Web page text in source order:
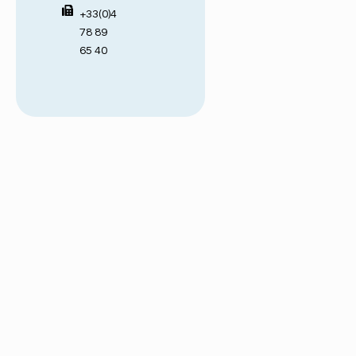
+33(0)4
78 89
65 40